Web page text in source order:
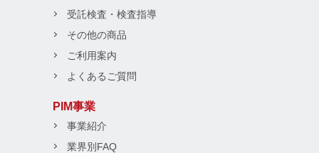
受託検査・検査指導
その他の商品
ご利用案内
よくあるご質問
PIM事業
事業紹介
業界別FAQ